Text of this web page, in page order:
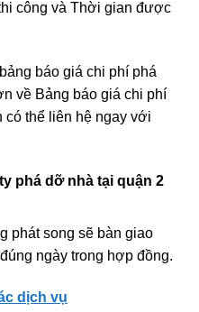
công và Thời gian được
báo giá chi phí phá
về Bảng báo giá chi phí
có thể liên hệ ngay với
phá dỡ nhà tại quận 2
phát song sẽ bàn giao
ngày trong hợp đồng.
dịch vụ